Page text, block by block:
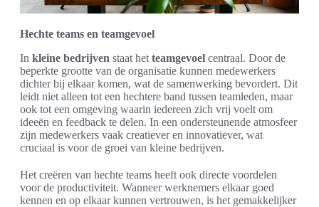
Hechte teams en teamgevoel
In kleine bedrijven staat het teamgevoel centraal. Door de
beperkte grootte van de organisatie kunnen medewerkers
dichter bij elkaar komen, wat de samenwerking bevordert. Dit
leidt niet alleen tot een hechtere band tussen teamleden, maar
ook tot een omgeving waarin iedereen zich vrij voelt om
ideeën en feedback te delen. In een ondersteunende atmosfeer
zijn medewerkers vaak creatiever en innovatiever, wat
cruciaal is voor de groei van kleine bedrijven.
Het creëren van hechte teams heeft ook directe voordelen
voor de productiviteit. Wanneer werknemers elkaar goed
kennen en op elkaar kunnen vertrouwen, is het gemakkelijker